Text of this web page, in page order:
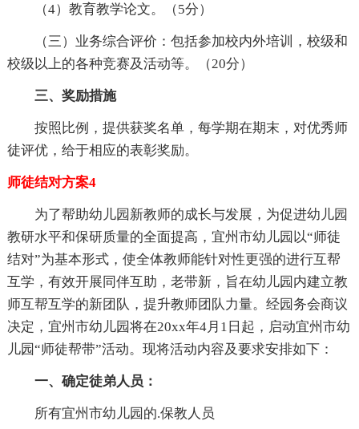
（4）教育教学论文。（5分）
（三）业务综合评价：包括参加校内外培训，校级和
校级以上的各种竞赛及活动等。（20分）
三、奖励措施
按照比例，提供获奖名单，每学期在期末，对优秀师
徒评优，给于相应的表彰奖励。
师徒结对方案4
为了帮助幼儿园新教师的成长与发展，为促进幼儿园
教研水平和保研质量的全面提高，宜州市幼儿园以“师徒
结对”为基本形式，使全体教师能针对性更强的进行互帮
互学，有效开展同伴互助，老带新，旨在幼儿园内建立教
师互帮互学的新团队，提升教师团队力量。经园务会商议
决定，宜州市幼儿园将在20xx年4月1日起，启动宜州市幼
儿园“师徒帮带”活动。现将活动内容及要求安排如下：
一、确定徒弟人员：
所有宜州市幼儿园的.保教人员